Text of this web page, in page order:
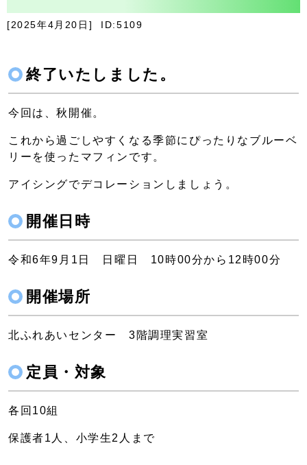
[2025年4月20日] ID:5109
終了いたしました。
今回は、秋開催。
これから過ごしやすくなる季節にぴったりなブルーベ
リーを使ったマフィンです。
アイシングでデコレーションしましょう。
開催日時
令和6年9月1日 日曜日 10時00分から12時00分
開催場所
北ふれあいセンター 3階調理実習室
定員・対象
各回10組
保護者1人、小学生2人まで